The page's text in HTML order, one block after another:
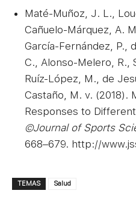
Maté-Muñoz, J. L.,
Cañuelo-Márquez, A.
García-Fernández, P.,
C., Alonso-Melero, R.,
Ruíz-López, M., de
Castaño, M. v. (2018).
Responses to
©Journal of Sports
668–679. http://
TEMAS Salud